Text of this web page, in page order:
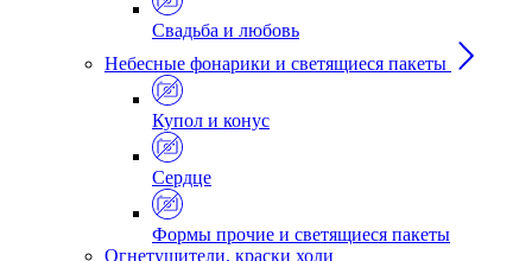
Свадьба и любовь
Небесные фонарики и светящиеся пакеты
Купол и конус
Сердце
Формы прочие и светящиеся пакеты
Огнетушители, краски холи